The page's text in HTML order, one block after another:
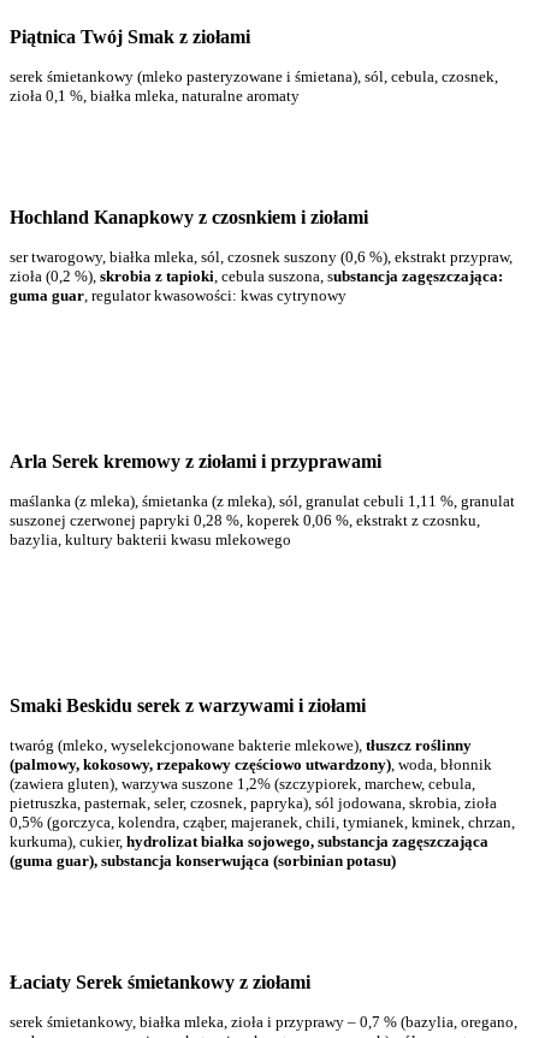
Piątnica Twój Smak z ziołami
serek śmietankowy (mleko pasteryzowane i śmietana), sól, cebula, czosnek,
zioła 0,1 %, białka mleka, naturalne aromaty
Hochland Kanapkowy z czosnkiem i ziołami
ser twarogowy, białka mleka, sól, czosnek suszony (0,6 %), ekstrakt przypraw,
zioła (0,2 %), skrobia z tapioki , cebula suszona, substancja zagęszczająca:
guma guar , regulator kwasowości: kwas cytrynowy
Arla Serek kremowy z ziołami i przyprawami
maślanka (z mleka), śmietanka (z mleka), sól, granulat cebuli 1,11 %, granulat
suszonej czerwonej papryki 0,28 %, koperek 0,06 %, ekstrakt z czosnku,
bazylia, kultury bakterii kwasu mlekowego
Smaki Beskidu serek z warzywami i ziołami
twaróg (mleko, wyselekcjonowane bakterie mlekowe), tłuszcz roślinny
(palmowy, kokosowy, rzepakowy częściowo utwardzony) , woda, błonnik
(zawiera gluten), warzywa suszone 1,2% (szczypiorek, marchew, cebula,
pietruszka, pasternak, seler, czosnek, papryka), sól jodowana, skrobia, zioła
0,5% (gorczyca, kolendra, cząber, majeranek, chili, tymianek, kminek, chrzan,
kurkuma), cukier, hydrolizat białka sojowego, substancja zagęszczająca
(guma guar), substancja konserwująca (sorbinian potasu)
Łaciaty Serek śmietankowy z ziołami
serek śmietankowy, białka mleka, zioła i przyprawy – 0,7 % (bazylia, oregano,